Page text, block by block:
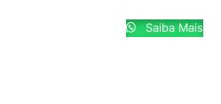
Saiba Mais